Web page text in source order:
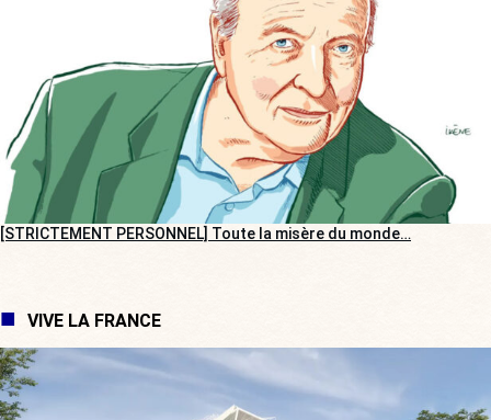
[STRICTEMENT PERSONNEL] Toute la misère du monde…
VIVE LA FRANCE